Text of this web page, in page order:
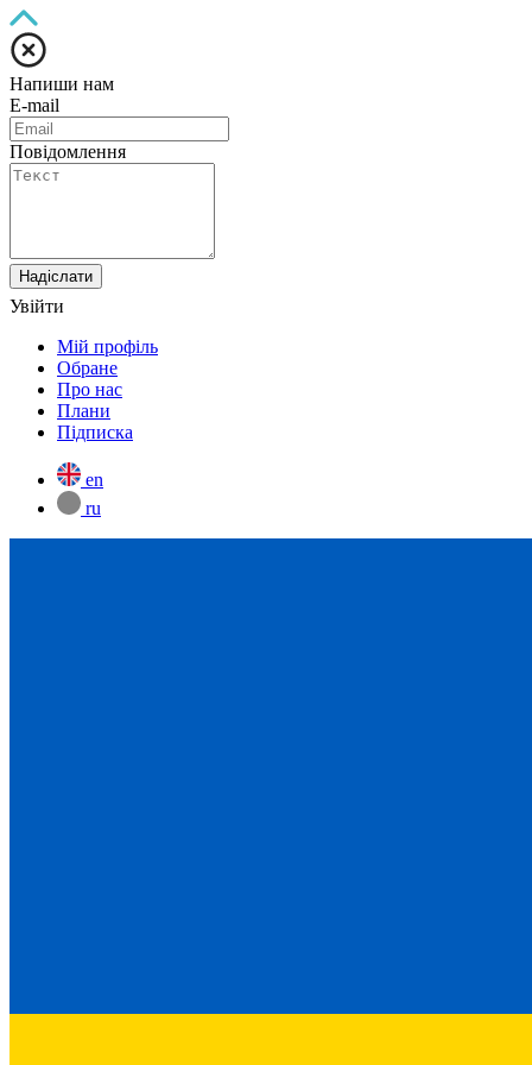
Напиши нам
E-mail
Повідомлення
Надіслати
Увійти
Мій профіль
Обране
Про нас
Плани
Підписка
en
ru